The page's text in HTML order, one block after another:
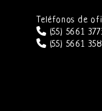
Teléfonos de
(55) 5661
(55) 5661